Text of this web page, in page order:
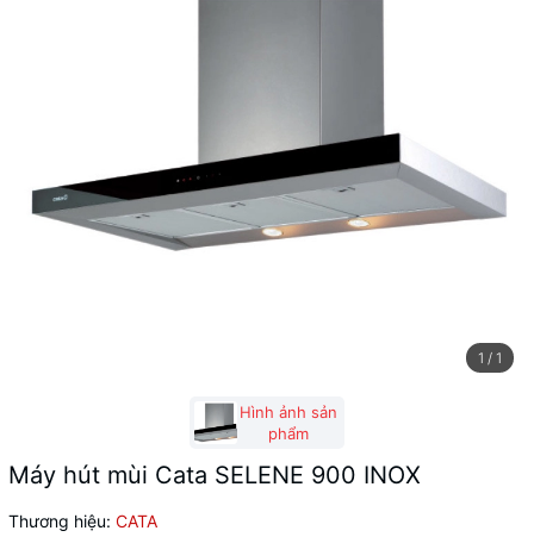
1 / 1
Hình ảnh sản
phẩm
Máy hút mùi Cata SELENE 900 INOX
Thương hiệu: CATA